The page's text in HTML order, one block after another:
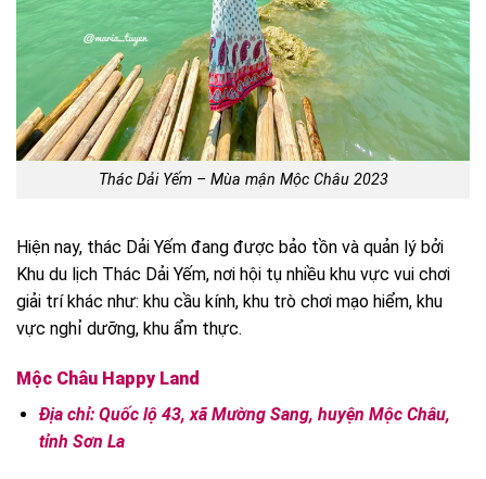
Thác Dải Yếm – Mùa mận Mộc Châu 2023
Hiện nay, thác Dải Yếm đang được bảo tồn và quản lý bởi
Khu du lịch Thác Dải Yếm, nơi hội tụ nhiều khu vực vui chơi
giải trí khác như: khu cầu kính, khu trò chơi mạo hiểm, khu
vực nghỉ dưỡng, khu ẩm thực.
Mộc Châu Happy Land
Địa chỉ: Quốc lộ 43, xã Mường Sang, huyện Mộc Châu,
tỉnh Sơn La